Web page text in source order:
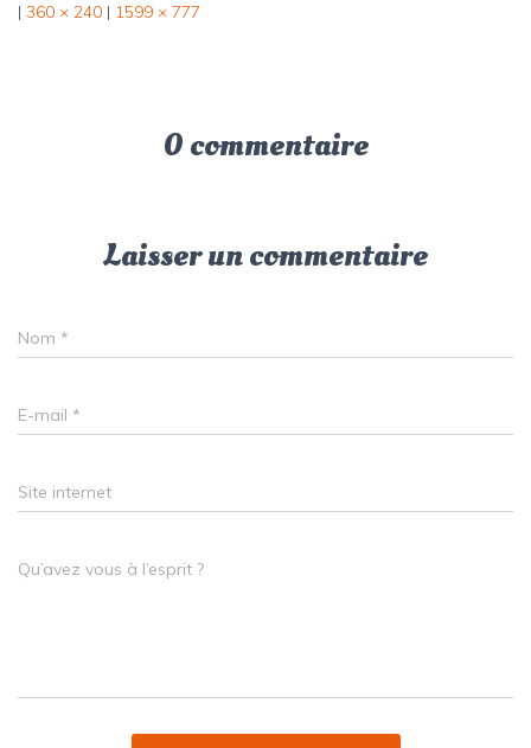
| 360 × 240 | 1599 × 777
0 commentaire
Laisser un commentaire
Nom *
E-mail *
Site internet
Qu’avez vous à l’esprit ?